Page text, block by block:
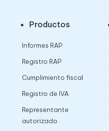
Productos
Informes RAP
Registro RAP
Cumplimiento fiscal
Registro de IVA
Representante
autorizado